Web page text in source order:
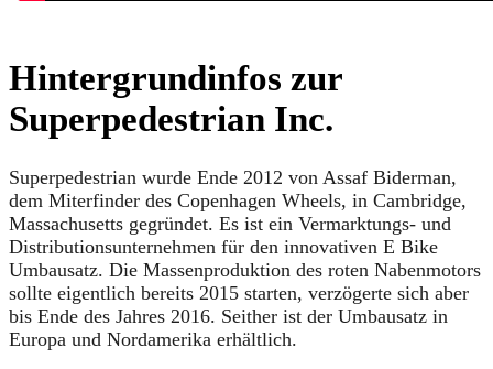
Hintergrundinfos zur
Superpedestrian Inc.
Superpedestrian wurde Ende 2012 von Assaf Biderman,
dem Miterfinder des Copenhagen Wheels, in Cambridge,
Massachusetts gegründet. Es ist ein Vermarktungs- und
Distributionsunternehmen für den innovativen E Bike
Umbausatz. Die Massenproduktion des roten Nabenmotors
sollte eigentlich bereits 2015 starten, verzögerte sich aber
bis Ende des Jahres 2016. Seither ist der Umbausatz in
Europa und Nordamerika erhältlich.